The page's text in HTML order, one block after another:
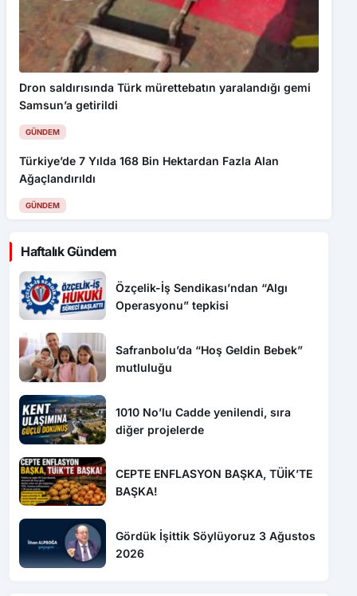
Dron saldırısında Türk mürettebatın yaralandığı gemi
Samsun’a getirildi
GÜNDEM
Türkiye’de 7 Yılda 168 Bin Hektardan Fazla Alan
Ağaçlandırıldı
GÜNDEM
Haftalık Gündem
Özçelik-İş Sendikası’ndan “Algı
Operasyonu” tepkisi
Safranbolu’da “Hoş Geldin Bebek”
mutluluğu
1010 No’lu Cadde yenilendi, sıra
diğer projelerde
CEPTE ENFLASYON BAŞKA, TÜİK’TE
BAŞKA!
Gördük İşittik Söylüyoruz 3 Ağustos
2026